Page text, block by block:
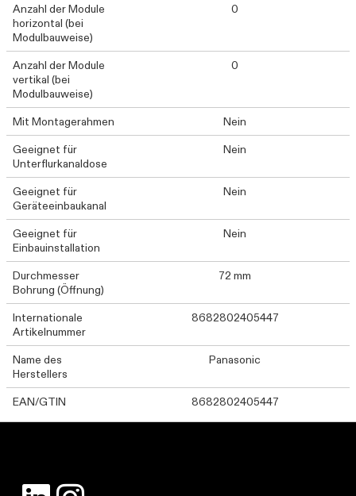
Anzahl der Module
horizontal (bei
Modulbauweise)
0
Anzahl der Module
vertikal (bei
Modulbauweise)
0
Mit Montagerahmen
Nein
Geeignet für
Unterflurkanaldose
Nein
Geeignet für
Geräteeinbaukanal
Nein
Geeignet für
Einbauinstallation
Nein
Durchmesser
Bohrung (Öffnung)
72 mm
Internationale
Artikelnummer
8682802405447
Name des
Herstellers
Panasonic
EAN/GTIN 8682802405447